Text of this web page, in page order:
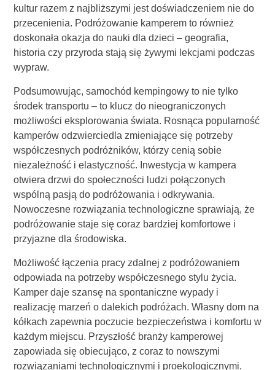
kultur razem z najbliższymi jest doświadczeniem nie do
przecenienia. Podróżowanie kamperem to również
doskonała okazja do nauki dla dzieci – geografia,
historia czy przyroda stają się żywymi lekcjami podczas
wypraw.
Podsumowując, samochód kempingowy to nie tylko
środek transportu – to klucz do nieograniczonych
możliwości eksplorowania świata. Rosnąca popularność
kamperów odzwierciedla zmieniające się potrzeby
współczesnych podróżników, którzy cenią sobie
niezależność i elastyczność. Inwestycja w kampera
otwiera drzwi do społeczności ludzi połączonych
wspólną pasją do podróżowania i odkrywania.
Nowoczesne rozwiązania technologiczne sprawiają, że
podróżowanie staje się coraz bardziej komfortowe i
przyjazne dla środowiska.
Możliwość łączenia pracy zdalnej z podróżowaniem
odpowiada na potrzeby współczesnego stylu życia.
Kamper daje szansę na spontaniczne wypady i
realizację marzeń o dalekich podróżach. Własny dom na
kółkach zapewnia poczucie bezpieczeństwa i komfortu w
każdym miejscu. Przyszłość branży kamperowej
zapowiada się obiecująco, z coraz to nowszymi
rozwiązaniami technologicznymi i proekologicznymi.